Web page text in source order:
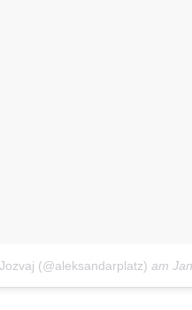
(@aleksandarplatz) am